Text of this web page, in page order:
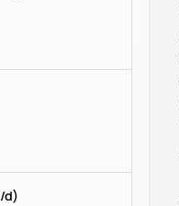
d)